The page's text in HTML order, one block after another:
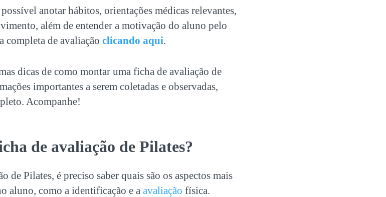
possível anotar hábitos, orientações médicas relevantes,
além de entender a motivação do aluno pelo
completa de avaliação clicando aqui.
dicas de como montar uma ficha de avaliação de
importantes a serem coletadas e observadas,
Acompanhe!
de avaliação de Pilates?
de Pilates, é preciso saber quais são os aspectos mais
aluno, como a identificação e a avaliação física.